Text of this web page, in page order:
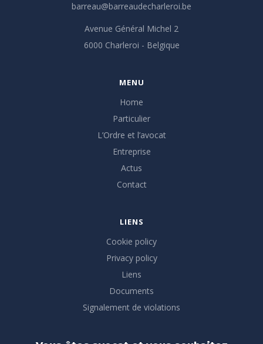
barreau@barreaudecharleroi.be
Avenue Général Michel 2
6000 Charleroi - Belgique
MENU
Home
Particulier
L’Ordre et l’avocat
Entreprise
Actus
Contact
LIENS
Cookie policy
Privacy policy
Liens
Documents
Signalement de violations